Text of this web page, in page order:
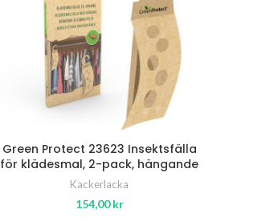
Green Protect 23623 Insektsfälla
för klädesmal, 2-pack, hängande
Kackerlacka
154,00kr